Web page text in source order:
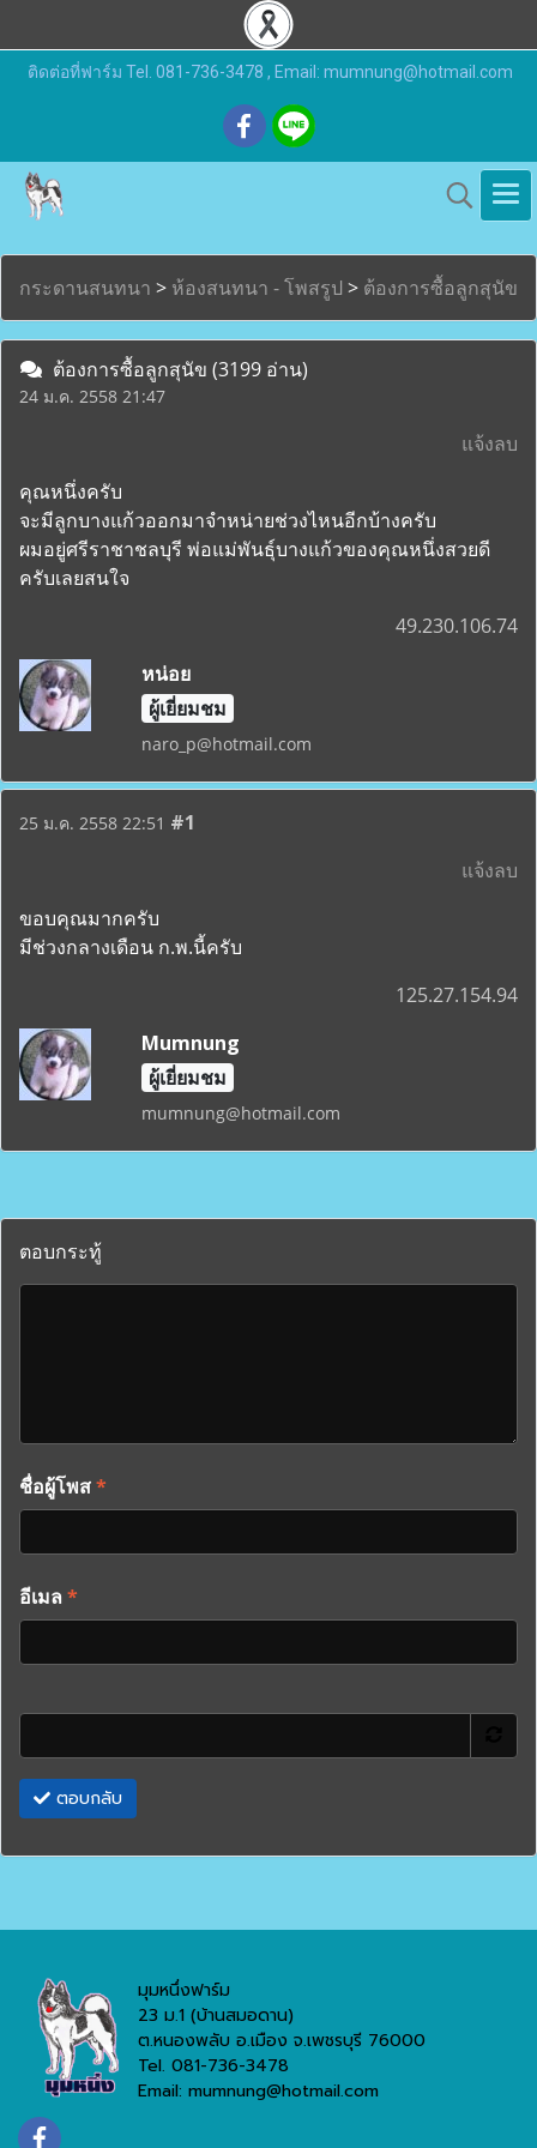
ติดต่อที่ฟาร์ม Tel. 081-736-3478 , Email: mumnung@hotmail.com
กระดานสนทนา > ห้องสนทนา - โพสรูป > ต้องการซื้อลูกสุนัข
ต้องการซื้อลูกสุนัข (3199 อ่าน)
24 ม.ค. 2558 21:47
แจ้งลบ
คุณหนึ่งครับ
จะมีลูกบางแก้วออกมาจำหน่ายช่วงไหนอีกบ้างครับ
ผมอยู่ศรีราชาชลบุรี พ่อแม่พันธุ์บางแก้วของคุณหนึ่งสวยดี
ครับเลยสนใจ
49.230.106.74
หน่อย
ผู้เยี่ยมชม
naro_p@hotmail.com
25 ม.ค. 2558 22:51 #1
แจ้งลบ
ขอบคุณมากครับ
มีช่วงกลางเดือน ก.พ.นี้ครับ
125.27.154.94
Mumnung
ผู้เยี่ยมชม
mumnung@hotmail.com
ตอบกระทู้
ชื่อผู้โพส*
อีเมล *
ตอบกลับ
มุมหนึ่งฟาร์ม
23 ม.1 (บ้านสมอดาน)
ต.หนองพลับ อ.เมือง จ.เพชรบุรี 76000
Tel. 081-736-3478
Email: mumnung@hotmail.com